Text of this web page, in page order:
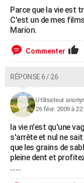
Parce que la vie est
C'est un de mes
Marion.
Commenter
RÉPONSE 6 / 26
Utilisateur
26 févr. 2009 à
la vie n'est qu'une
s'arrête et nul ne
que les grains de
pleine dent et
......